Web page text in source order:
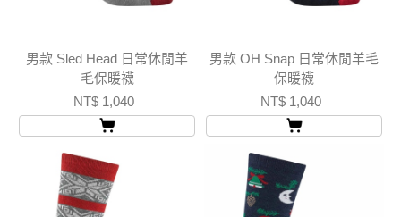
男款 Sled Head 日常休閒羊
毛保暖襪
NT$ 1,040
男款 OH Snap 日常休閒羊毛
保暖襪
NT$ 1,040